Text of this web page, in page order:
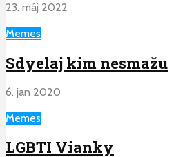
23. máj 2022
Memes
Sdyelaj kim nesmažu
6. jan 2020
Memes
LGBTI Vianky